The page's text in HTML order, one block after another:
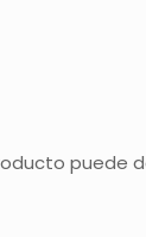
puede